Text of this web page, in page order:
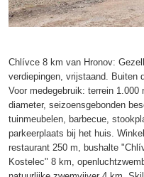
Chlívce 8 km van Hronov:
verdiepingen, vrijstaand. Buiten
Voor medegebruik: terrein
diameter, seizoensgebonden
tuinmeubelen, barbecue,
parkeerplaats bij het huis.
restaurant 250 m, bushalte
Kostelec" 8 km,